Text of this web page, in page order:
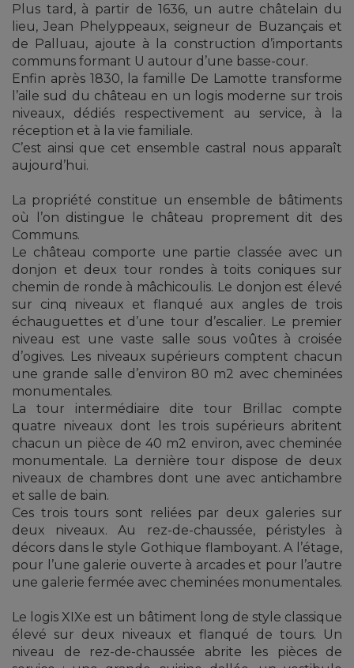
Plus tard, à partir de 1636, un autre châtelain du
lieu, Jean Phelyppeaux, seigneur de Buzançais et
de Palluau, ajoute à la construction d’importants
communs formant U autour d’une basse-cour.
Enfin après 1830, la famille De Lamotte transforme
l’aile sud du château en un logis moderne sur trois
niveaux, dédiés respectivement au service, à la
réception et à la vie familiale.
C’est ainsi que cet ensemble castral nous apparaît
aujourd’hui.
La propriété constitue un ensemble de bâtiments
où l’on distingue le château proprement dit des
Communs.
Le château comporte une partie classée avec un
donjon et deux tour rondes à toits coniques sur
chemin de ronde à mâchicoulis. Le donjon est élevé
sur cinq niveaux et flanqué aux angles de trois
échauguettes et d’une tour d’escalier. Le premier
niveau est une vaste salle sous voûtes à croisée
d’ogives. Les niveaux supérieurs comptent chacun
une grande salle d’environ 80 m2 avec cheminées
monumentales.
La tour intermédiaire dite tour Brillac compte
quatre niveaux dont les trois supérieurs abritent
chacun un pièce de 40 m2 environ, avec cheminée
monumentale. La dernière tour dispose de deux
niveaux de chambres dont une avec antichambre
et salle de bain.
Ces trois tours sont reliées par deux galeries sur
deux niveaux. Au rez-de-chaussée, péristyles à
décors dans le style Gothique flamboyant. A l’étage,
pour l’une galerie ouverte à arcades et pour l’autre
une galerie fermée avec cheminées monumentales.
Le logis XIXe est un bâtiment long de style classique
élevé sur deux niveaux et flanqué de tours. Un
niveau de rez-de-chaussée abrite les pièces de